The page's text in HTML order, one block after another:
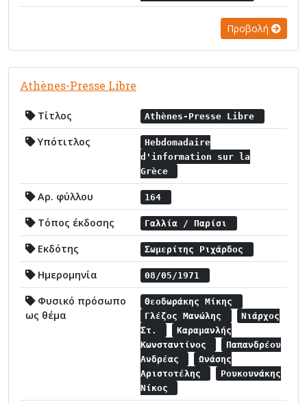
Προβολή
Athènes-Presse Libre
Τίτλος Athènes-Presse Libre
Υπότιτλος
Hebdomadaire
d'information sur la
Grèce
Αρ. φύλλου 164
Τόπος έκδοσης Γαλλία / Παρίσι
Εκδότης Σωμερίτης Ριχάρδος
Ημερομηνία 08/05/1971
Φυσικό πρόσωπο
ως θέμα
Θεοδωράκης Μίκης
Γλέζος Μανώλης
Νιάρχος
Στ.
Καραμανλής
Κωνσταντίνος
Παπανδρέου
Ανδρέας
Ωνάσης
Αριστοτέλης
Ρουκουνάκης
Νίκος